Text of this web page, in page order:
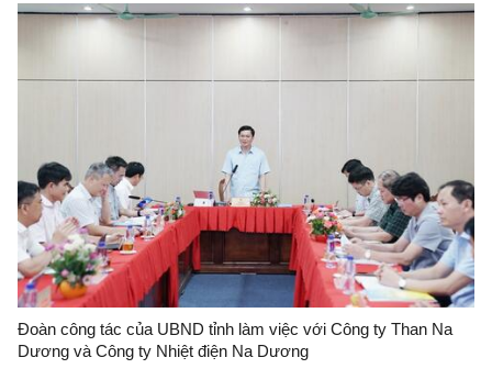
Đoàn công tác của UBND tỉnh làm việc với Công ty Than Na
Dương và Công ty Nhiệt điện Na Dương